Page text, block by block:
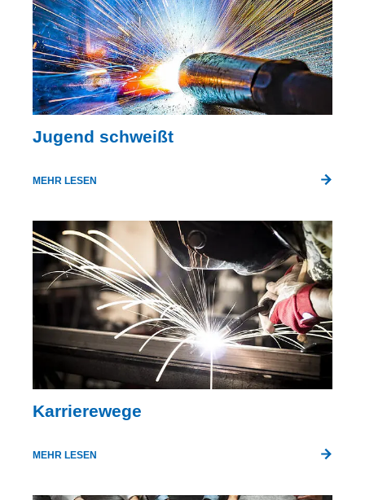
Jugend schweißt
MEHR LESEN
Karrierewege
MEHR LESEN